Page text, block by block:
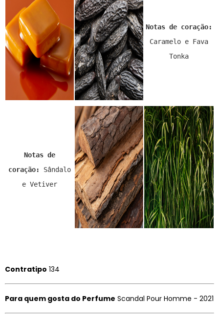
Notas de coração:
Caramelo e Fava
Tonka
Notas de
coração: Sândalo
e Vetiver
Contratipo 134
Para quem gosta do Perfume Scandal Pour Homme - 2021